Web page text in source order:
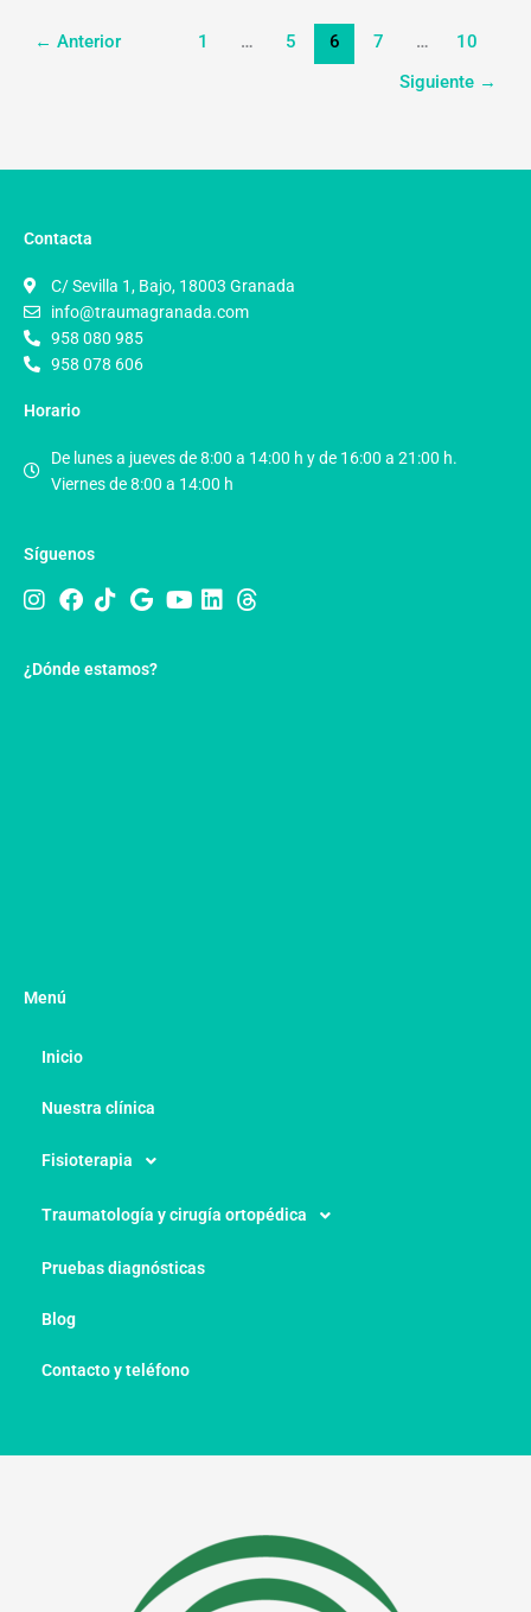
← Anterior 1 … 5 6 7 …
10
Siguiente →
Contacta
C/ Sevilla 1, Bajo, 18003 Granada
info@traumagranada.com
958 080 985
958 078 606
Horario
De lunes a jueves de 8:00 a 14:00 h y de 16:00 a 21:00 h.
Viernes de 8:00 a 14:00 h
Síguenos
¿Dónde estamos?
Menú
Inicio
Nuestra clínica
Fisioterapia
Traumatología y cirugía ortopédica
Pruebas diagnósticas
Blog
Contacto y teléfono